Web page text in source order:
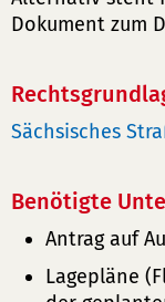
Dokument zum
Sächsisches
Benötigte
Antrag auf
Lagepläne